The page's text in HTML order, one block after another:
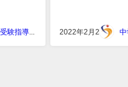
中学受験指導スタジオキャンパス 2022年2月25日